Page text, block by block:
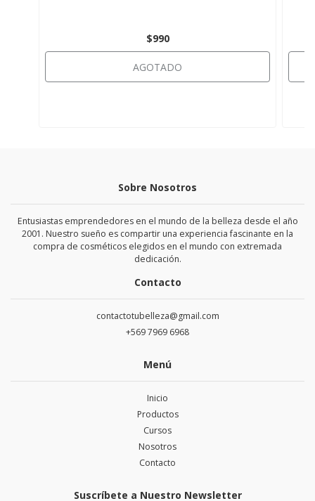
$990
AGOTADO
Sobre Nosotros
Entusiastas emprendedores en el mundo de la belleza desde el año
2001. Nuestro sueño es compartir una experiencia fascinante en la
compra de cosméticos elegidos en el mundo con extremada
dedicación.
Contacto
contactotubelleza@gmail.com
+569 7969 6968
Menú
Inicio
Productos
Cursos
Nosotros
Contacto
Suscríbete a Nuestro Newsletter